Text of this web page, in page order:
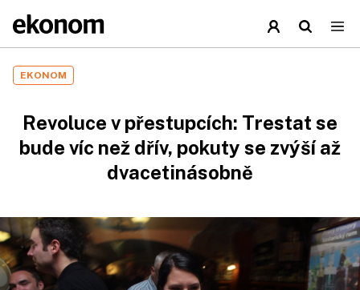
EKONOM
Revoluce v přestupcích: Trestat se
bude víc než dřív, pokuty se zvýší až
dvacetinásobně